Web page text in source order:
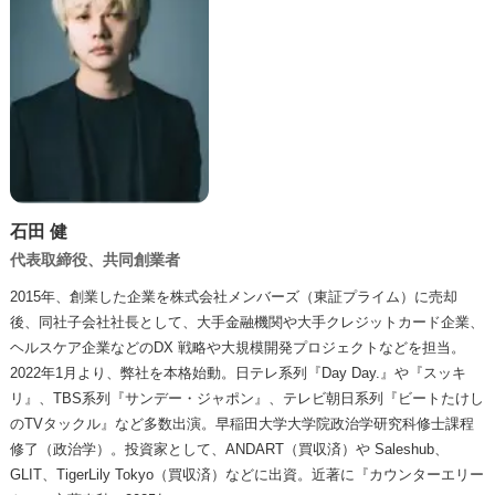
石田 健
代表取締役、共同創業者
2015年、創業した企業を株式会社メンバーズ（東証プライム）に売却
後、同社子会社社長として、大手金融機関や大手クレジットカード企業、
ヘルスケア企業などのDX 戦略や大規模開発プロジェクトなどを担当。
2022年1月より、弊社を本格始動。日テレ系列『Day Day.』や『スッキ
リ』、TBS系列『サンデー・ジャポン』、テレビ朝日系列『ビートたけし
のTVタックル』など多数出演。早稲田大学大学院政治学研究科修士課程
修了（政治学）。投資家として、ANDART（買収済）や Saleshub、
GLIT、TigerLily Tokyo（買収済）などに出資。近著に『カウンターエリー